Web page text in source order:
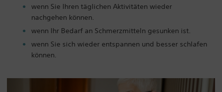
wenn Sie Ihren täglichen Aktivitäten wieder
nachgehen können.
wenn Ihr Bedarf an Schmerzmitteln gesunken ist.
wenn Sie sich wieder entspannen und besser schlafen
können.